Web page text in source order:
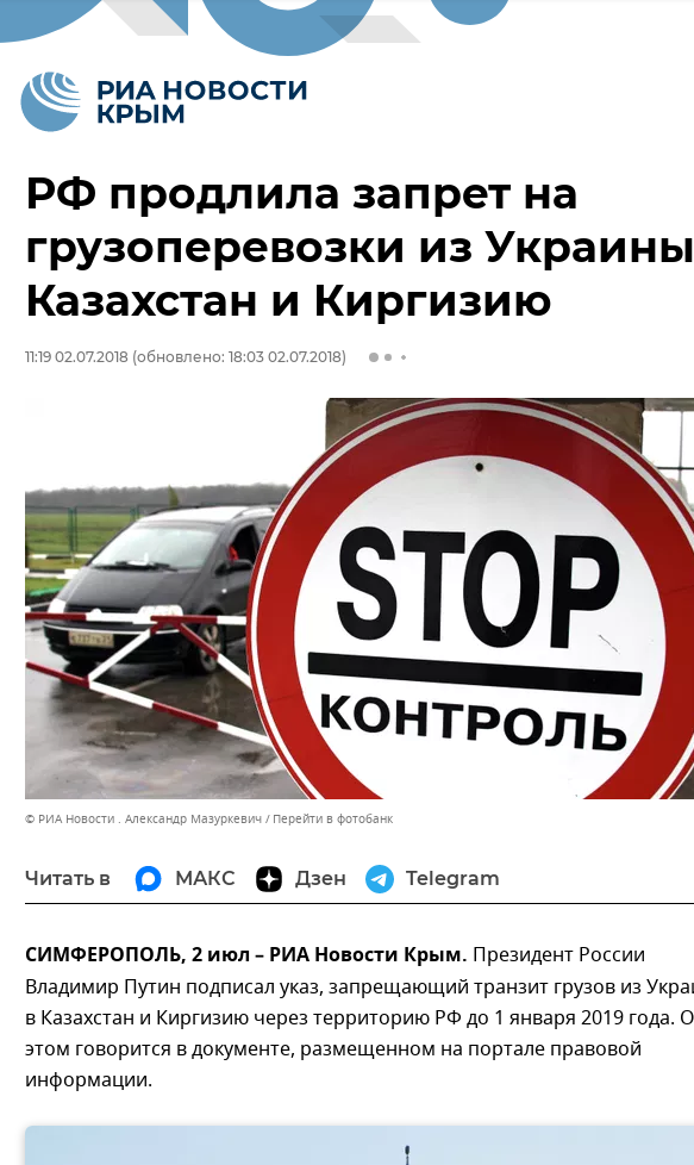
РФ продлила запрет на
грузоперевозки из
Казахстан и Киргизию
11:19 02.07.2018 (обновлено: 18:03 02.07.2018)
© РИА Новости . Александр Мазуркевич Перейти в фотобанк
Читать в МАКС Дзен Telegram
СИМФЕРОПОЛЬ, 2 июл – РИА Новости Крым. Президент России
Владимир Путин подписал указ, запрещающий транзит грузов из
в Казахстан и Киргизию через территорию РФ до 1 января 2019 года.
этом говорится в документе, размещенном на портале правовой
информации.